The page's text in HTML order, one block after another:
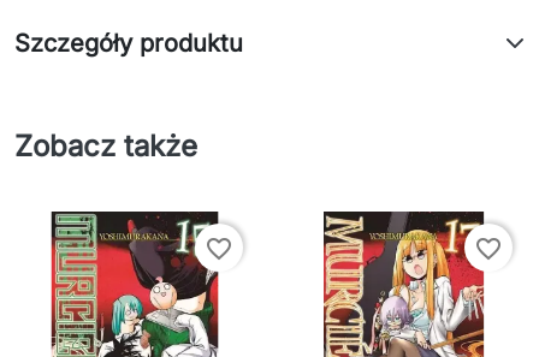
Szczegóły produktu
Zobacz także
favorite_border favorite_border